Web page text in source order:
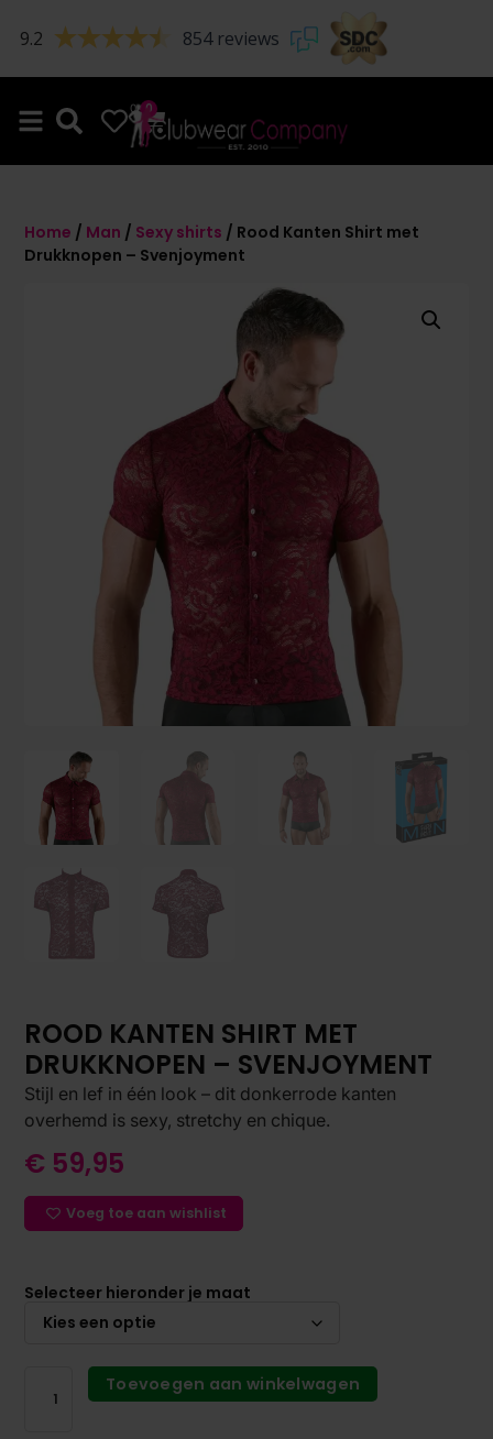
9.2 854 reviews
0 0
Home / Man / Sexy shirts / Rood Kanten Shirt met
Drukknopen – Svenjoyment
ROOD KANTEN SHIRT MET
DRUKKNOPEN – SVENJOYMENT
Stijl en lef in één look – dit donkerrode kanten
overhemd is sexy, stretchy en chique.
€ 59,95
Voeg toe aan wishlist
Selecteer hieronder je maat
Toevoegen aan winkelwagen